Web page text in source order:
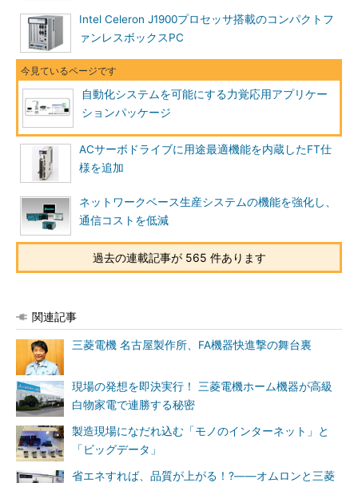
Intel Celeron J1900プロセッサ搭載のコンパクトフ
ァンレスボックスPC
自動化システムを可能にする力覚応用アプリケー
ションパッケージ
ACサーボドライブに用途最適機能を内蔵したFT仕
様を追加
ネットワークベース生産システムの機能を強化し、
通信コストを低減
過去の連載記事が 565 件あります
関連記事
三菱電機 名古屋製作所、FA機器快進撃の舞台裏
現場の発想を即決実行！ 三菱電機ホーム機器が高級
白物家電で連勝する秘密
製造現場になだれ込む「モノのインターネット」と
「ビッグデータ」
省エネすれば、品質が上がる！?――オムロンと三菱